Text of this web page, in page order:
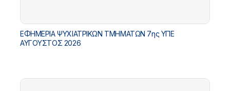
ΕΦΗΜΕΡΙΑ ΨΥΧΙΑΤΡΙΚΩΝ ΤΜΗΜΑΤΩΝ 7ης ΥΠΕ
ΑΥΓΟΥΣΤΟΣ 2026